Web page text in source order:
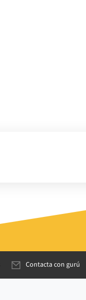
Contacta con gurú